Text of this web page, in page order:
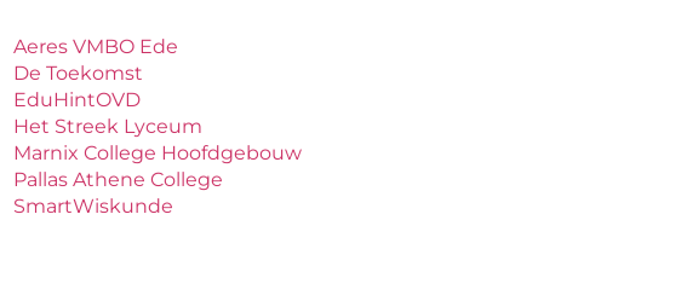
Aeres VMBO Ede
De Toekomst
EduHintOVD
Het Streek Lyceum
Marnix College Hoofdgebouw
Pallas Athene College
SmartWiskunde